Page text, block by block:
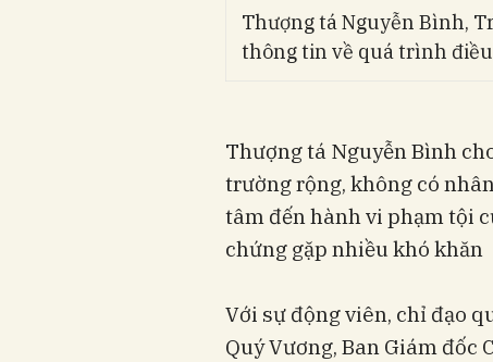
Thượng tá Nguyễn Bình,
thông tin về quá trình
Thượng tá Nguyễn Bình
trường rộng, không có
tâm đến hành vi phạm tội
chứng gặp nhiều khó khăn
Với sự động viên, chỉ đạo
Quý Vương, Ban Giám đốc